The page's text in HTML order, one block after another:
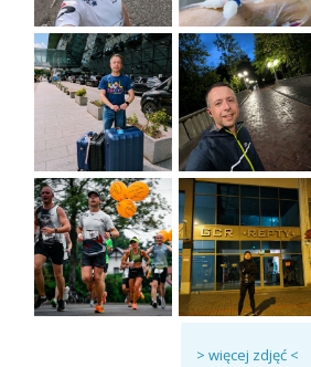
> więcej zdjęć <